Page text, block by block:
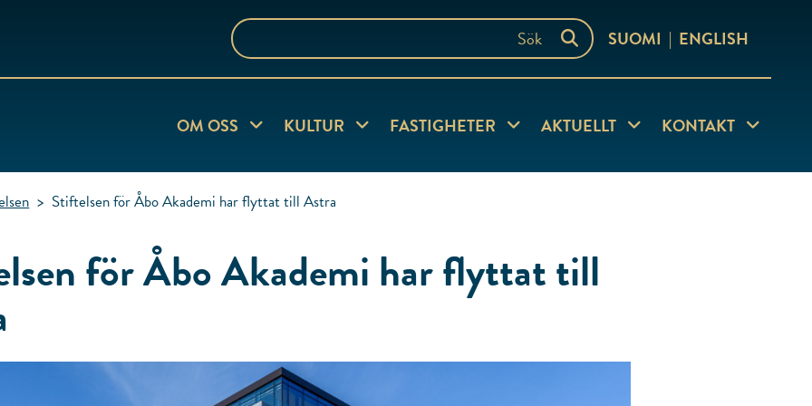
Sök
på
SUOMI ENGLISH
OM OSS Visa undersida
KULTUR Visa undersida
FASTIGHETER Visa undersida
AKTUELLT Visa undersida
KONTAKT Visa
> Stiftelsen för Åbo Akademi har flyttat till Astra
för Åbo Akademi har flyttat till